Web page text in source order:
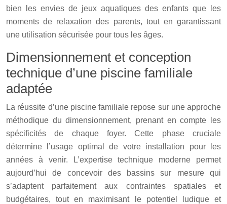
bien les envies de jeux aquatiques des enfants que les
moments de relaxation des parents, tout en garantissant
une utilisation sécurisée pour tous les âges.
Dimensionnement et conception
technique d’une piscine familiale
adaptée
La réussite d’une piscine familiale repose sur une approche
méthodique du dimensionnement, prenant en compte les
spécificités de chaque foyer. Cette phase cruciale
détermine l’usage optimal de votre installation pour les
années à venir. L’expertise technique moderne permet
aujourd’hui de concevoir des bassins sur mesure qui
s’adaptent parfaitement aux contraintes spatiales et
budgétaires, tout en maximisant le potentiel ludique et